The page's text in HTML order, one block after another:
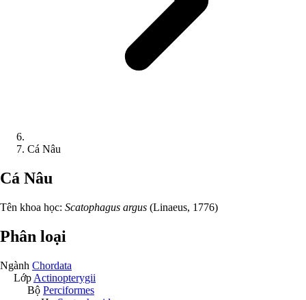
Cá Nâu
Cá Nâu
Tên khoa học: Scatophagus argus (Linaeus, 1776)
Phân loại
Ngành Chordata
Lớp Actinopterygii
Bộ Perciformes